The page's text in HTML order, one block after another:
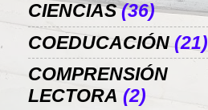
CIENCIAS (36)
COEDUCACIÓN (21)
COMPRENSIÓN
LECTORA (2)